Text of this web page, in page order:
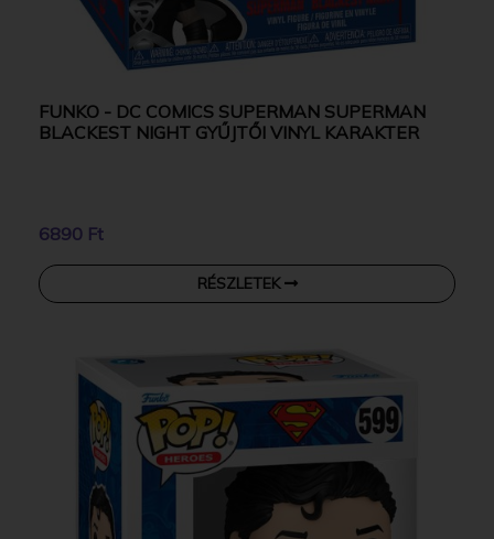
FUNKO - DC COMICS SUPERMAN SUPERMAN
BLACKEST NIGHT GYŰJTŐI VINYL KARAKTER
6890 Ft
RÉSZLETEK